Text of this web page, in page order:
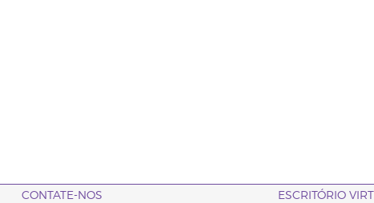
CONTATE-NOS ESCRITÓRIO